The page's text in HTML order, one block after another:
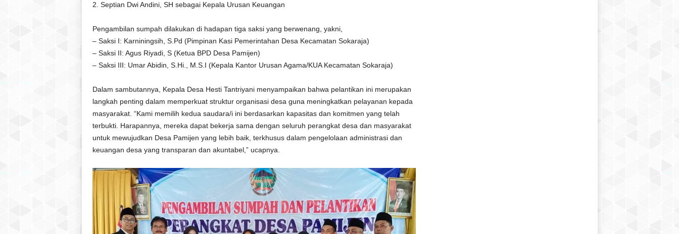
2. Septian Dwi Andini, SH sebagai Kepala Urusan Keuangan
Pengambilan sumpah dilakukan di hadapan tiga saksi yang berwenang, yakni,
– Saksi I: Karniningsih, S.Pd (Pimpinan Kasi Pemerintahan Desa Kecamatan Sokaraja)
– Saksi II: Agus Riyadi, S (Ketua BPD Desa Pamijen)
– Saksi III: Umar Abidin, S.Hi., M.S.I (Kepala Kantor Urusan Agama/KUA Kecamatan Sokaraja)
Dalam sambutannya, Kepala Desa Hesti Tantriyani menyampaikan bahwa pelantikan ini merupakan
langkah penting dalam memperkuat struktur organisasi desa guna meningkatkan pelayanan kepada
masyarakat. “Kami memilih kedua saudara/i ini berdasarkan kapasitas dan komitmen yang telah
terbukti. Harapannya, mereka dapat bekerja sama dengan seluruh perangkat desa dan masyarakat
untuk mewujudkan Desa Pamijen yang lebih baik, terkhusus dalam pengelolaan administrasi dan
keuangan desa yang transparan dan akuntabel,” ucapnya.